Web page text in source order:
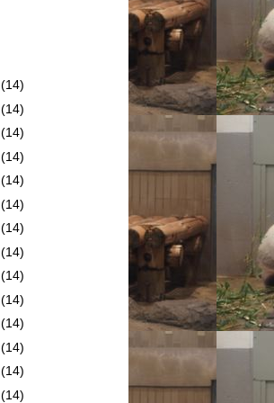
(14)
(14)
(14)
(14)
(14)
(14)
(14)
(14)
(14)
(14)
(14)
(14)
(14)
(14)